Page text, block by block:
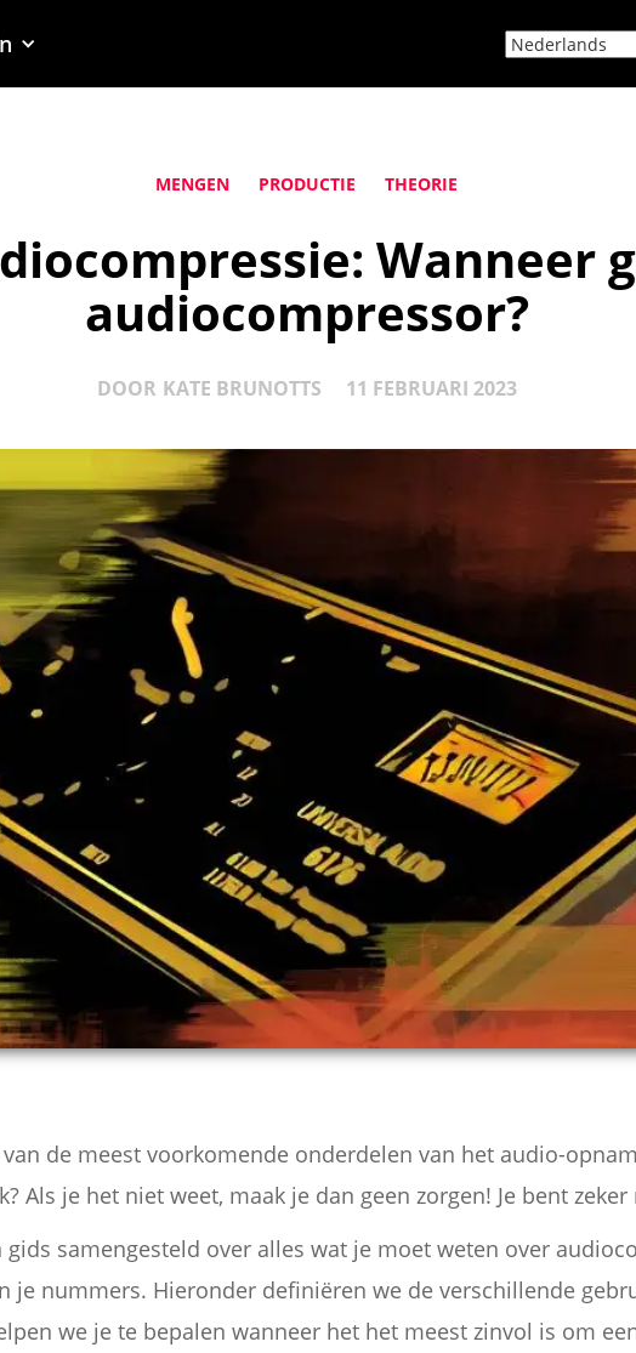
MENGEN PRODUCTIE THEORIE
Wanneer
audiocompressor?
DOOR KATE BRUNOTTS 11 FEBRUARI 2023
de meest voorkomende onderdelen van het audio-
Als je het niet weet, maak je dan geen zorgen! Je bent
gids samengesteld over alles wat je moet weten over
je nummers. Hieronder definiëren we de verschillende
we je te bepalen wanneer het het meest zinvol is om